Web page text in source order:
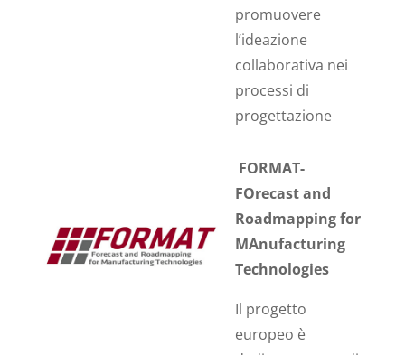
promuovere
l’ideazione
collaborativa nei
processi di
progettazione
FORMAT-
FOrecast and
Roadmapping for
MAnufacturing
Technologies
Il progetto
europeo è